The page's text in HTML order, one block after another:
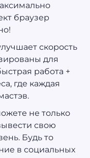
браузер
скорость
для
работа +
где каждая
не только
свою
Будь то
в социальных